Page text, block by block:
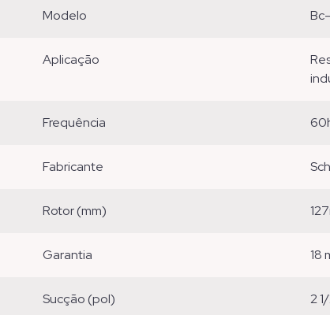
modelo
aplicação
residências, chácaras, abastecimento predial, agricultura, sistemas de refrigeração,
frequência
fabricante
rotor (mm)
garantia 18
sucção (pol) 2